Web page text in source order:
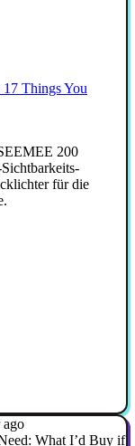
Things You
200
für die
ago